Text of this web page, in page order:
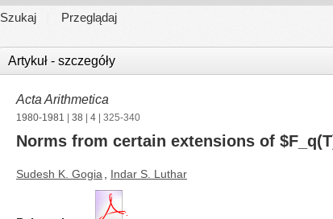
Szukaj Przeglądaj
Artykuł - szczegóły
Acta Arithmetica
1980-1981 38 4 | 325-340
Norms from certain extensions of
Sudesh K. Gogia Indar S. Luthar